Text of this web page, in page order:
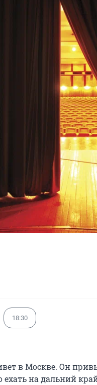
18:30
в Москве. Он
на дальний